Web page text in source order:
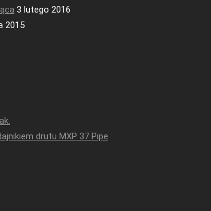
3 lutego 2016
2015
drutu MXP 37 Pipe